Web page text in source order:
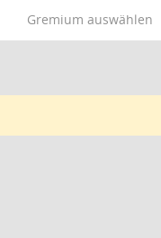
Gremium auswählen